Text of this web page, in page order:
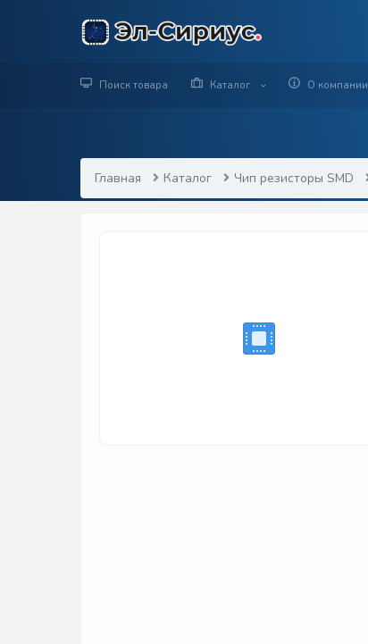
Поиск товара Каталог О компании
Главная Каталог Чип резисторы SMD